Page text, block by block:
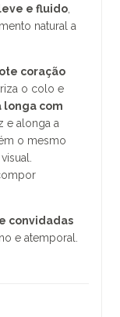
e fluido
natural a
coração
o colo e
longa com
e alonga a
o mesmo
convidadas
e atemporal.